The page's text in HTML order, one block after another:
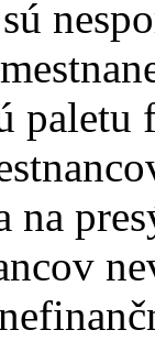
paletu
na